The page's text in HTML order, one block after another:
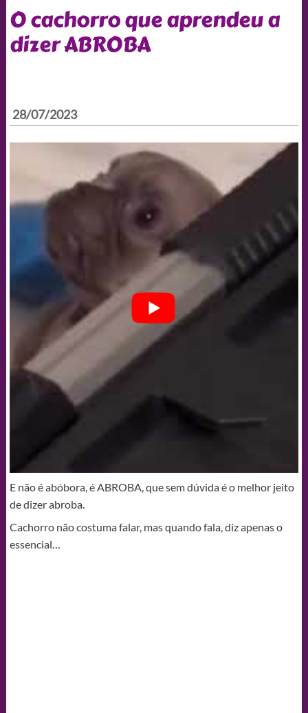
O cachorro que aprendeu a
dizer ABROBA
28/07/2023
E não é abóbora, é ABROBA, que sem dúvida é o melhor jeito
de dizer abroba.
Cachorro não costuma falar, mas quando fala, diz apenas o
essencial…